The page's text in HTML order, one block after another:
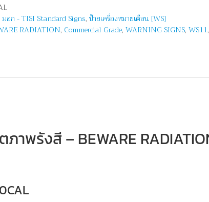
มอก - TISI Standard Signs, ป้ายเครื่องหมายเตือน [WS]
RADIATION, Commercial Grade, WARNING SIGNS, WS11
าพรังสี – BEWARE